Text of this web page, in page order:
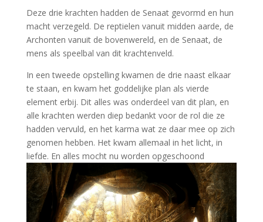
Deze drie krachten hadden de Senaat gevormd en hun
macht verzegeld. De reptielen vanuit midden aarde, de
Archonten vanuit de bovenwereld, en de Senaat, de
mens als speelbal van dit krachtenveld.
In een tweede opstelling kwamen de drie naast elkaar
te staan, en kwam het goddelijke plan als vierde
element erbij. Dit alles was onderdeel van dit plan, en
alle krachten werden diep bedankt voor de rol die ze
hadden vervuld, en het karma wat ze daar mee op zich
genomen hebben. Het kwam allemaal in het licht, in
liefde. En alles mocht nu worden opgeschoond